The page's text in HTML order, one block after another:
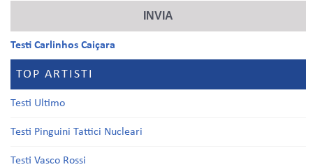
Testi Carlinhos Caiçara
TOP ARTISTI
Testi Ultimo
Testi Pinguini Tattici Nucleari
Testi Vasco Rossi